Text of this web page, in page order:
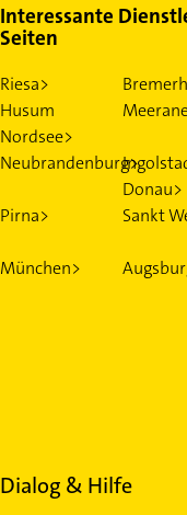
Interessante
Seiten
Riesa>
Husum
Nordsee>
Neubrandenburg>
Donau>
Pirna> Sankt
München>
Dialog & Hilfe